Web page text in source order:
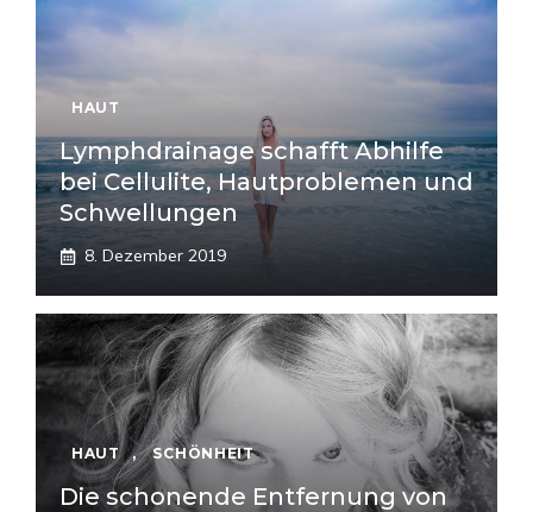
HAUT
Lymphdrainage schafft Abhilfe
bei Cellulite, Hautproblemen und
Schwellungen
8. Dezember 2019
HAUT , SCHÖNHEIT
Die schonende Entfernung von